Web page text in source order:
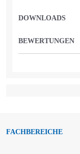
DOWNLOADS
BEWERTUNGEN
FACHBEREICHE